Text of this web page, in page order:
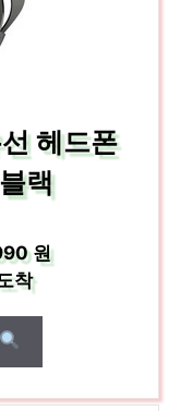
헤드폰
랙
원
착